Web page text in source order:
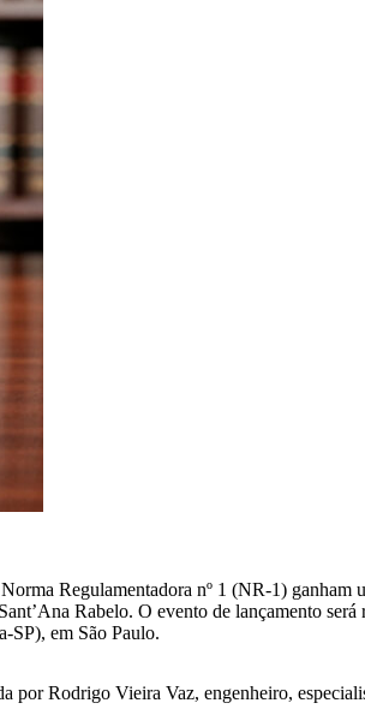
Regulamentadora nº 1 (NR-1)
Rabelo. O evento de lançamento
SP), em São Paulo.
por Rodrigo Vieira Vaz, engenheiro,